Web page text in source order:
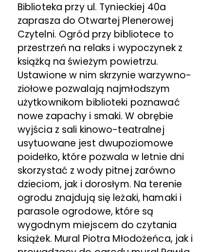
Biblioteka przy ul. Tynieckiej 40a
zaprasza do Otwartej Plenerowej
Czytelni. Ogród przy bibliotece to
przestrzeń na relaks i wypoczynek z
książką na świeżym powietrzu.
Ustawione w nim skrzynie warzywno-
ziołowe pozwalają najmłodszym
użytkownikom biblioteki poznawać
nowe zapachy i smaki. W obrębie
wyjścia z sali kinowo-teatralnej
usytuowane jest dwupoziomowe
poidełko, które pozwala w letnie dni
skorzystać z wody pitnej zarówno
dzieciom, jak i dorosłym. Na terenie
ogrodu znajdują się leżaki, hamaki i
parasole ogrodowe, które są
wygodnym miejscem do czytania
książek. Mural Piotra Młodożeńca, jak i